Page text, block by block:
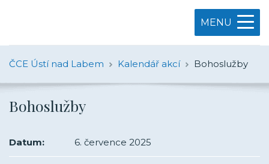
MENU
ČCE Ústí nad Labem Kalendář akcí Bohoslužby
Bohoslužby
Datum: 6. července 2025